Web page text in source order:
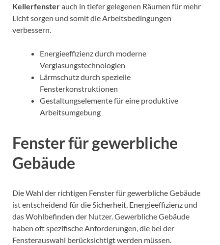
Kellerfensterauch in tiefer gelegenen Räumen für mehr
Licht sorgen und somit die Arbeitsbedingungen
verbessern.
Energieeffizienz durch moderne
Verglasungstechnologien
Lärmschutz durch spezielle
Fensterkonstruktionen
Gestaltungselemente für eine produktive
Arbeitsumgebung
Fenster für gewerbliche
Gebäude
Die Wahl der richtigen Fenster für gewerbliche Gebäude
ist entscheidend für die Sicherheit, Energieeffizienz und
das Wohlbefinden der Nutzer. Gewerbliche Gebäude
haben oft spezifische Anforderungen, die bei der
Fensterauswahl berücksichtigt werden müssen.